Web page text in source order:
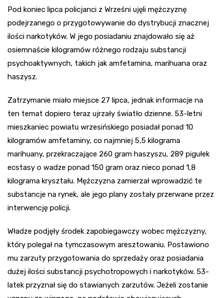
Pod koniec lipca policjanci z Wrześni ujęli mężczyznę
podejrzanego o przygotowywanie do dystrybucji znacznej
ilości narkotyków. W jego posiadaniu znajdowało się aż
osiemnaście kilogramów różnego rodzaju substancji
psychoaktywnych, takich jak amfetamina, marihuana oraz
haszysz.
Zatrzymanie miało miejsce 27 lipca, jednak informacje na
ten temat dopiero teraz ujrzały światło dzienne. 53-letni
mieszkaniec powiatu wrzesińskiego posiadał ponad 10
kilogramów amfetaminy, co najmniej 5,5 kilograma
marihuany, przekraczające 260 gram haszyszu, 289 pigułek
ecstasy o wadze ponad 150 gram oraz nieco ponad 1,8
kilograma kryształu. Mężczyzna zamierzał wprowadzić te
substancje na rynek, ale jego plany zostały przerwane przez
interwencję policji.
Władze podjęły środek zapobiegawczy wobec mężczyzny,
który polegał na tymczasowym aresztowaniu. Postawiono
mu zarzuty przygotowania do sprzedaży oraz posiadania
dużej ilości substancji psychotropowych i narkotyków. 53-
latek przyznał się do stawianych zarzutów. Jeżeli zostanie